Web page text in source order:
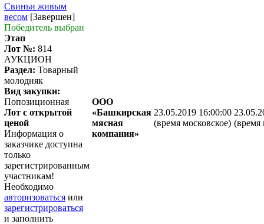
Свиньи живым
весом [Завершен]
Победитель выбран
Этап
Лот №: 814
АУКЦИОН
Раздел: Товарный
молодняк
Вид закупки:
Попозиционная
Лот с открытой
ценой
Информация о
заказчике доступна
только
зарегистрированным
участникам!
Необходимо
авторизоваться или
зарегистрироваться
и заполнить
ООО
«Башкирская
мясная
компания»
23.05.2019 16:00:00
(время московское) (время